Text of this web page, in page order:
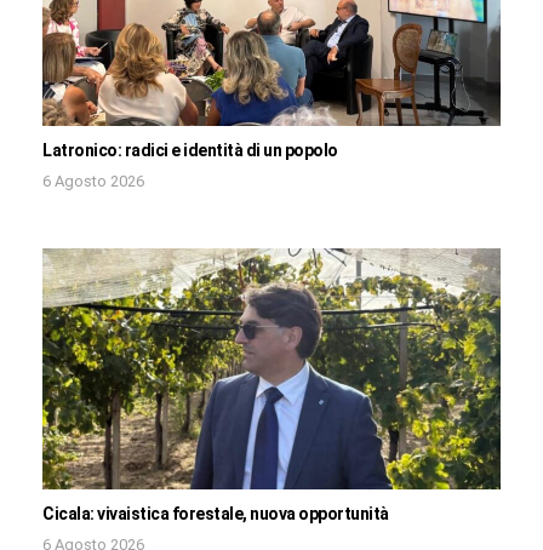
Latronico: radici e identità di un popolo
6 Agosto 2026
Cicala: vivaistica forestale, nuova opportunità
6 Agosto 2026